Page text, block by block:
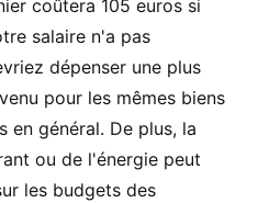
coûtera 105 euros si
salaire n'a pas
dépenser une plus
pour les mêmes biens
en général. De plus, la
ou de l'énergie peut
les budgets des